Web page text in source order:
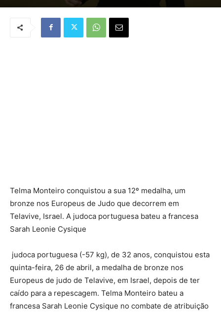
Telma Monteiro conquistou a sua 12º medalha, um
bronze nos Europeus de Judo que decorrem em
Telavive, Israel. A judoca portuguesa bateu a francesa
Sarah Leonie Cysique
judoca portuguesa (-57 kg), de 32 anos, conquistou esta
quinta-feira, 26 de abril, a medalha de bronze nos
Europeus de judo de Telavive, em Israel, depois de ter
caído para a repescagem. Telma Monteiro bateu a
francesa Sarah Leonie Cysique no combate de atribuição